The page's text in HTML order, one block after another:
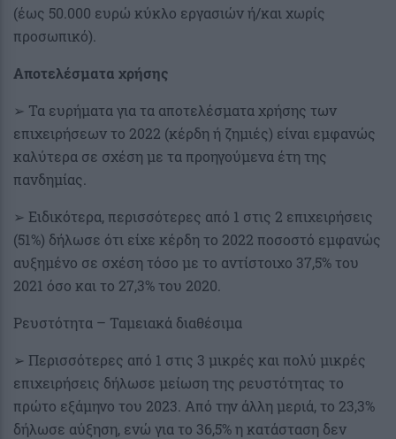
(έως 50.000 ευρώ κύκλο εργασιών ή/και χωρίς
προσωπικό).
Αποτελέσματα χρήσης
➢ Τα ευρήματα για τα αποτελέσματα χρήσης των
επιχειρήσεων το 2022 (κέρδη ή ζημιές) είναι εμφανώς
καλύτερα σε σχέση με τα προηγούμενα έτη της
πανδημίας.
➢ Ειδικότερα, περισσότερες από 1 στις 2 επιχειρήσεις
(51%) δήλωσε ότι είχε κέρδη το 2022 ποσοστό εμφανώς
αυξημένο σε σχέση τόσο με το αντίστοιχο 37,5% του
2021 όσο και το 27,3% του 2020.
Ρευστότητα – Ταμειακά διαθέσιμα
➢ Περισσότερες από 1 στις 3 μικρές και πολύ μικρές
επιχειρήσεις δήλωσε μείωση της ρευστότητας το
πρώτο εξάμηνο του 2023. Από την άλλη μεριά, το 23,3%
δήλωσε αύξηση, ενώ για το 36,5% η κατάσταση δεν